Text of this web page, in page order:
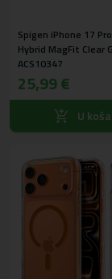
Spigen iPhone 17
Hybrid MagFit Clear
ACS10347
25,99 €
U